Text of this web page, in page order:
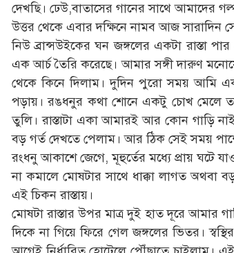
দেখছি। ঢেউ,বাতাসের গানের সাথে আমাদের
উত্তর থেকে এবার দক্ষিনে নামব আজ সারাদিন
নিউ ব্রান্সউইকের ঘন জঙ্গলের একটা রাস্তা
এক আর্চ তৈরি করেছে। আমার সঙ্গী দারুণ
থেকে কিনে দিলাম। দুদিন পুরো সময় আমি
পড়ায়। রঙধনুর কথা শোনে একটু চোখ মেলে
তুলি। রাস্তাটা একা আমারই আর কোন গাড়ি
বড় গর্ত দেখতে পেলাম। আর ঠিক সেই সময়
রংধনু আকাশে জেগে, মূহুর্তের মধ্যে প্রায় ঘটে
না কমালে মোষটার সাথে ধাক্কা লাগত অথবা
এই চিকন রাস্তায়।
মোষটা রাস্তার উপর মাত্র দুই হাত দূরে আমার
দিকে না গিয়ে ফিরে গেল জঙ্গলের ভিতর।